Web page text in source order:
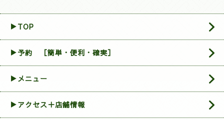
▶TOP
▶︎予約 ［簡単・便利・確実］
▶メニュー
▶アクセス＋店舗情報